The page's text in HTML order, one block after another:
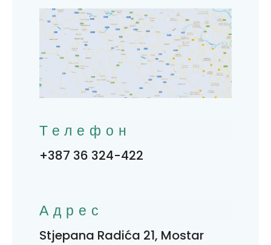
Телефон
+387 36 324-422
Адрес
Stjepana Radića 21, Mostar